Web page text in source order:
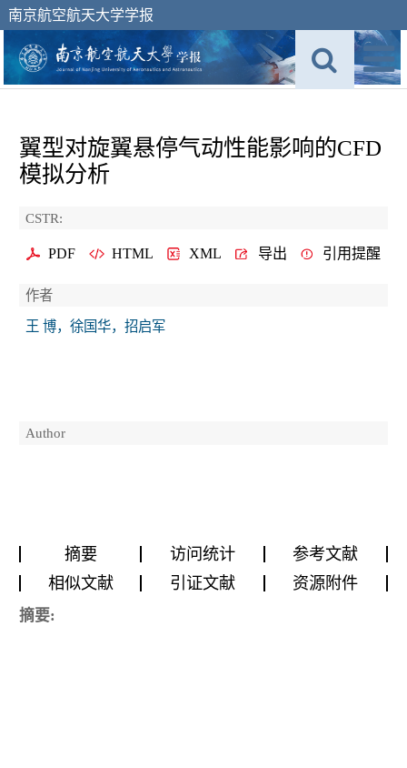
南京航空航天大学学报
翼型对旋翼悬停气动性能影响的CFD
模拟分析
CSTR:
PDF HTML XML 导出 引用提醒
作者
王 博，徐国华，招启军
Author
摘要 访问统计
参考文献
相似文献
引证文献 资源附件
摘要: